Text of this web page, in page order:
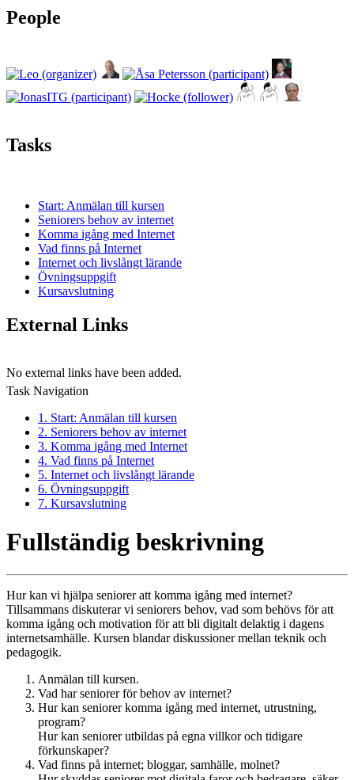
People
Tasks
Start: Anmälan till kursen
Seniorers behov av internet
Komma igång med Internet
Vad finns på Internet
Internet och livslångt lärande
Övningsuppgift
Kursavslutning
External Links
No external links have been added.
Task Navigation
1. Start: Anmälan till kursen
2. Seniorers behov av internet
3. Komma igång med Internet
4. Vad finns på Internet
5. Internet och livslångt lärande
6. Övningsuppgift
7. Kursavslutning
Fullständig beskrivning
Hur kan vi hjälpa seniorer att komma igång med internet?
Tillsammans diskuterar vi seniorers behov, vad som behövs för att
komma igång och motivation för att bli digitalt delaktig i dagens
internetsamhälle. Kursen blandar diskussioner mellan teknik och
pedagogik.
Anmälan till kursen.
Vad har seniorer för behov av internet?
Hur kan seniorer komma igång med internet, utrustning,
program?
Hur kan seniorer utbildas på egna villkor och tidigare
förkunskaper?
Vad finns på internet; bloggar, samhälle, molnet?